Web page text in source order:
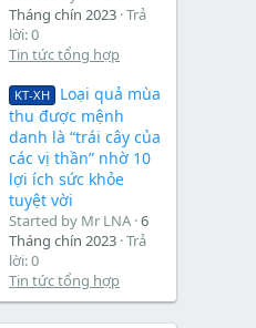
Tháng chín 2023 Trả
lời: 0
Tin tức tổng hợp
KT-XH
Loại quả mùa
thu được mệnh
danh là “trái cây của
các vị thần” nhờ 10
lợi ích sức khỏe
tuyệt vời
Started by Mr LNA 6
Tháng chín 2023 Trả
lời: 0
Tin tức tổng hợp